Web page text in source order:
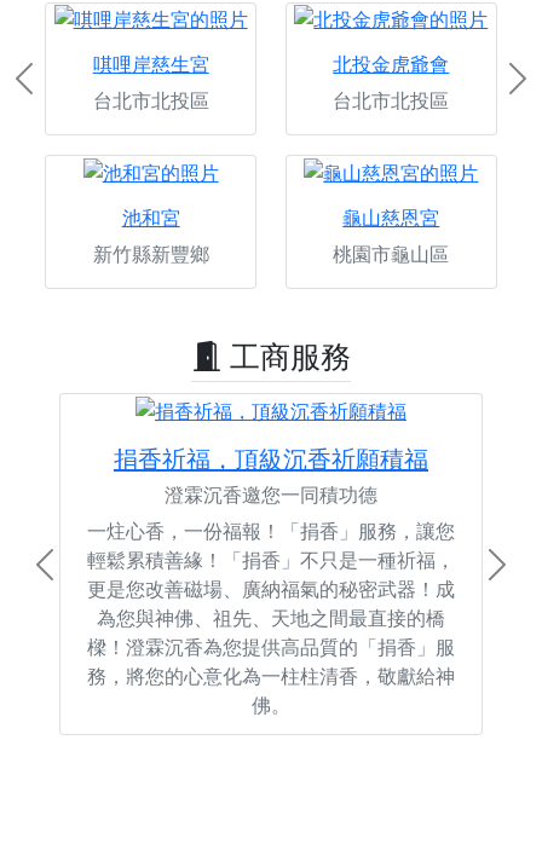
唭哩岸慈生宮
台北市北投區
北投金虎爺會
台北市北投區
池和宮
新竹縣新豐鄉
龜山慈恩宮
桃園市龜山區
Previous
工商服務
捐香祈福，頂級沉香祈願積福
澄霖沉香邀您一同積功德
一炷心香，一份福報！「捐香」服務，讓您
輕鬆累積善緣！「捐香」不只是一種祈福，
更是您改善磁場、廣納福氣的秘密武器！成
為您與神佛、祖先、天地之間最直接的橋
樑！澄霖沉香為您提供高品質的「捐香」服
務，將您的心意化為一柱柱清香，敬獻給神
佛。
Previous Next